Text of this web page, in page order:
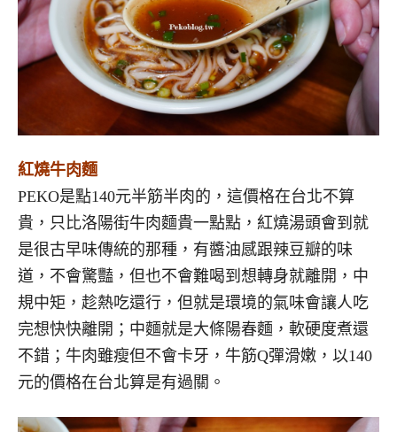
紅燒牛肉麵
PEKO是點140元半筋半肉的，這價格在台北不算
貴，只比洛陽街牛肉麵貴一點點，紅燒湯頭會到就
是很古早味傳統的那種，有醬油感跟辣豆瓣的味
道，不會驚豔，但也不會難喝到想轉身就離開，中
規中矩，趁熱吃還行，但就是環境的氣味會讓人吃
完想快快離開；中麵就是大條陽春麵，軟硬度煮還
不錯；牛肉雖瘦但不會卡牙，牛筋Q彈滑嫩，以140
元的價格在台北算是有過關。